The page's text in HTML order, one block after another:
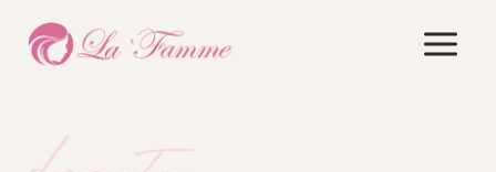
content